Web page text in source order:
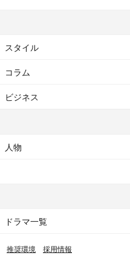
スタイル
コラム
ビジネス
人物
ドラマ一覧
推奨環境 採用情報